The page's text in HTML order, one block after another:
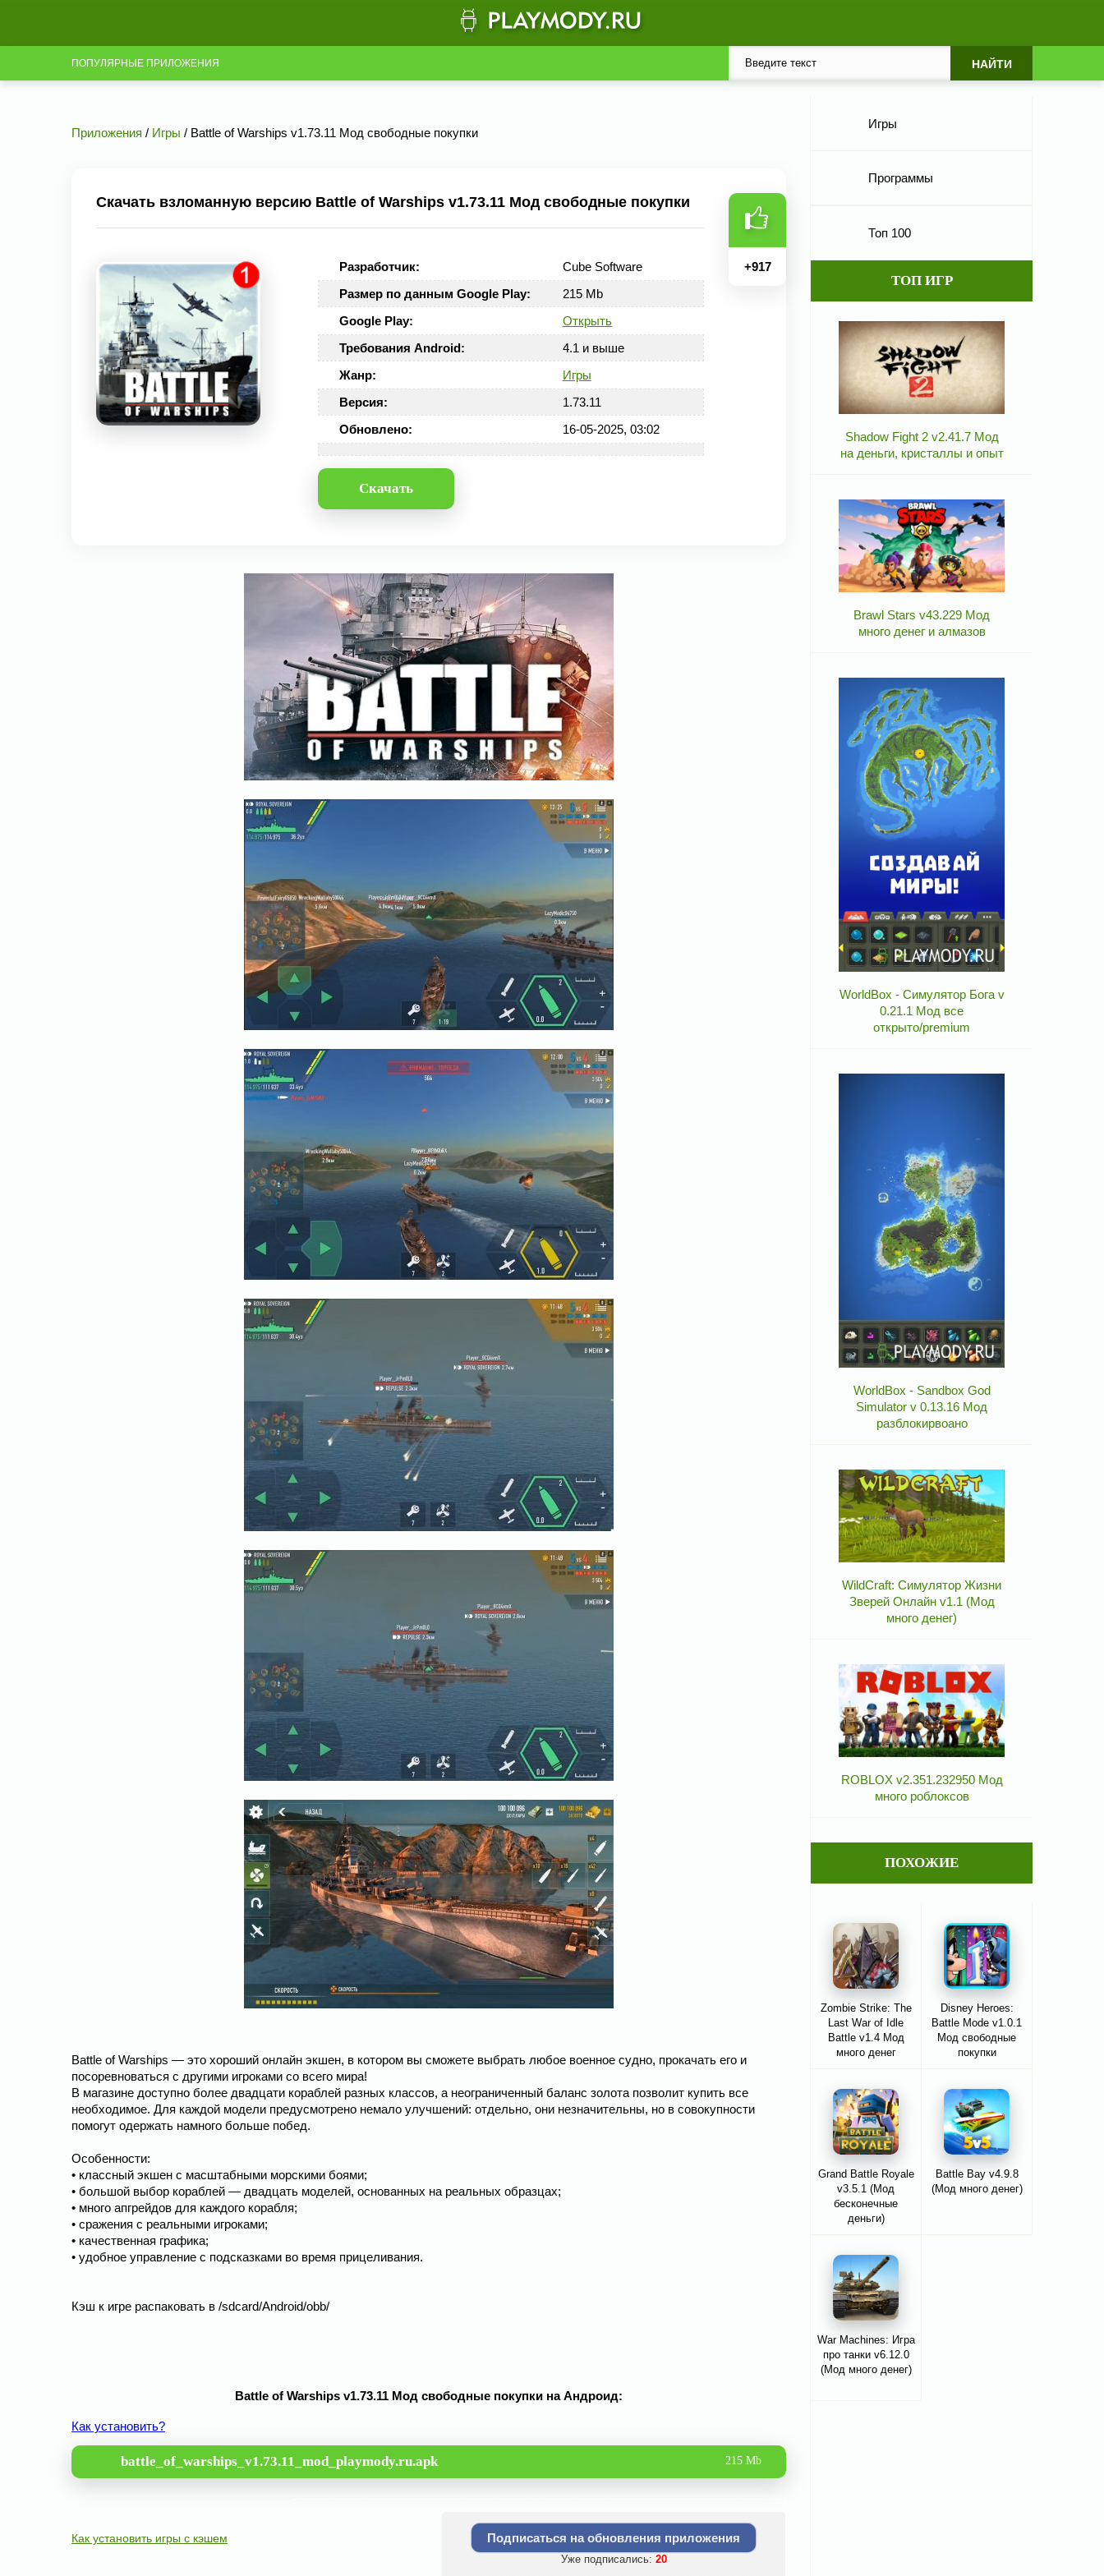
ПОПУЛЯРНЫЕ ПРИЛОЖЕНИЯ
Приложения / Игры / Battle of Warships v1.73.11 Мод свободные покупки
Скачать взломанную версию Battle of Warships v1.73.11 Мод свободные покупки
Разработчик:
Cube Software
Размер по данным Google Play:
215 Mb
Google Play:
Открыть
Требования Android:
4.1 и выше
Жанр:
Игры
Версия:
1.73.11
Обновлено:
16-05-2025, 03:02
Скачать
+917
Battle of Warships — это хороший онлайн экшен, в котором вы сможете выбрать любое военное судно, прокачать его и
посоревноваться с другими игроками со всего мира!
В магазине доступно более двадцати кораблей разных классов, а неограниченный баланс золота позволит купить все
необходимое. Для каждой модели предусмотрено немало улучшений: отдельно, они незначительны, но в совокупности
помогут одержать намного больше побед.
Особенности:
• классный экшен с масштабными морскими боями;
• большой выбор кораблей — двадцать моделей, основанных на реальных образцах;
• много апгрейдов для каждого корабля;
• сражения с реальными игроками;
• качественная графика;
• удобное управление с подсказками во время прицеливания.
Кэш к игре распаковать в /sdcard/Android/obb/
Battle of Warships v1.73.11 Мод свободные покупки на Андроид:
Как установить?
battle_of_warships_v1.73.11_mod_playmody.ru.apk 215 Mb
Как установить игры с кэшем Подписаться на обновления приложения
Уже подписались: 20
Игры
Программы
Топ 100
ТОП ИГР
Shadow Fight 2 v2.41.7 Мод
на деньги, кристаллы и опыт
Brawl Stars v43.229 Мод
много денег и алмазов
WorldBox - Симулятор Бога v
0.21.1 Мод все
открыто/premium
WorldBox - Sandbox God
Simulator v 0.13.16 Мод
разблокирвоано
WildCraft: Симулятор Жизни
Зверей Онлайн v1.1 (Мод
много денег)
ROBLOX v2.351.232950 Мод
много роблоксов
ПОХОЖИЕ
Zombie Strike: The
Last War of Idle
Battle v1.4 Мод
много денег
Disney Heroes:
Battle Mode v1.0.1
Мод свободные
покупки
Grand Battle Royale
v3.5.1 (Мод
бесконечные
деньги)
Battle Bay v4.9.8
(Мод много денег)
War Machines: Игра
про танки v6.12.0
(Мод много денег)